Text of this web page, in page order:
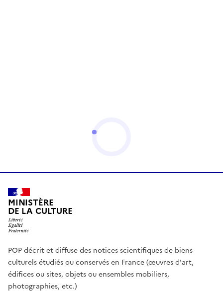
MINISTÈRE
DE LA CULTURE
POP décrit et diffuse des notices scientifiques de biens
culturels étudiés ou conservés en France (œuvres d'art,
édifices ou sites, objets ou ensembles mobiliers,
photographies, etc.)